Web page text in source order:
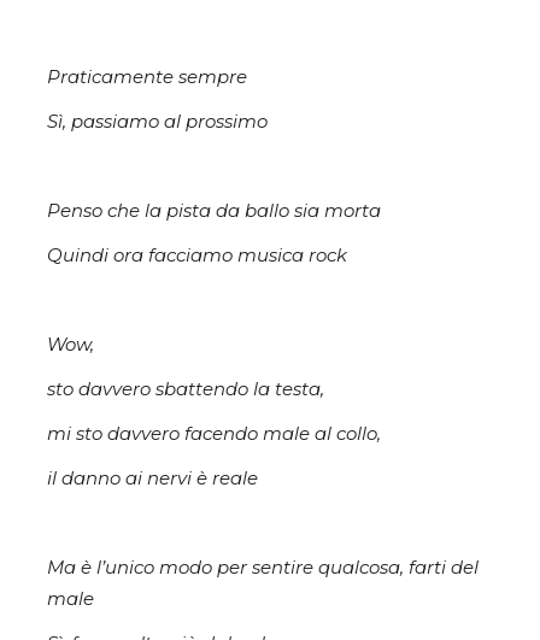
Praticamente sempre
Sì, passiamo al prossimo
Penso che la pista da ballo sia morta
Quindi ora facciamo musica rock
Wow,
sto davvero sbattendo la testa,
mi sto davvero facendo male al collo,
il danno ai nervi è reale
Ma è l’unico modo per sentire qualcosa, farti del
male